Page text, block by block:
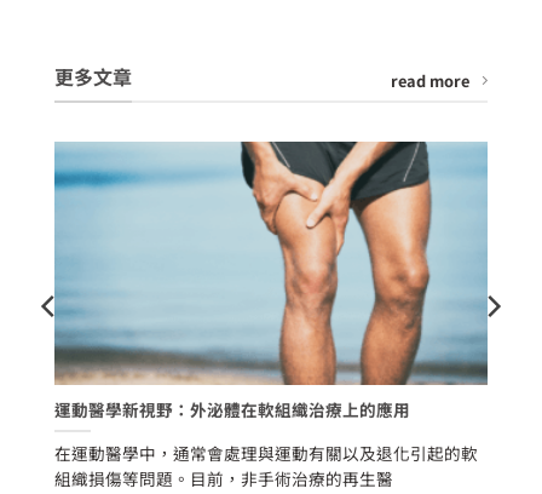
更多文章 read more
運動醫學新視野：外泌體在軟組織治療上的應用
在運動醫學中，通常會處理與運動有關以及退化引起的軟
組織損傷等問題。目前，非手術治療的再生醫